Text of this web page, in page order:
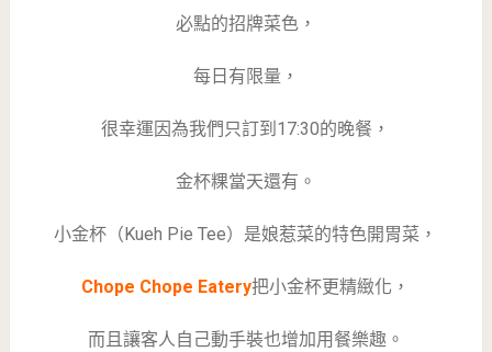
必點的招牌菜色，
每日有限量，
很幸運因為我們只訂到17:30的晚餐，
金杯粿當天還有。
小金杯（Kueh Pie Tee）是娘惹菜的特色開胃菜，
Chope Chope Eatery把小金杯更精緻化，
而且讓客人自己動手裝也增加用餐樂趣。